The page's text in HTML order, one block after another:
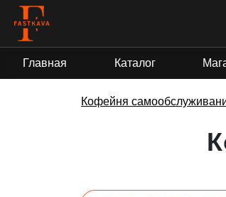
Главная Каталог
Кофейня